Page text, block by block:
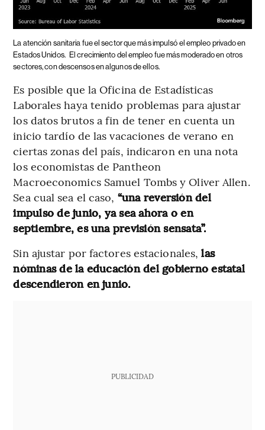
La atención sanitaria fue el sector que más impulsó el empleo privado en
Estados Unidos. El crecimiento del empleo fue más moderado en otros
sectores, con descensos en algunos de ellos.
Es posible que la Oficina de Estadísticas
Laborales haya tenido problemas para ajustar
los datos brutos a fin de tener en cuenta un
inicio tardío de las vacaciones de verano en
ciertas zonas del país, indicaron en una nota
los economistas de Pantheon
Macroeconomics Samuel Tombs y Oliver Allen.
Sea cual sea el caso, “una reversión del
impulso de junio, ya sea ahora o en
septiembre, es una previsión sensata”.
Sin ajustar por factores estacionales, las
nóminas de la educación del gobierno estatal
descendieron en junio.
PUBLICIDAD